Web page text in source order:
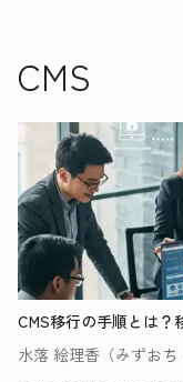
CMS
CMS移行の手順とは？
水落 絵理香（みずおち